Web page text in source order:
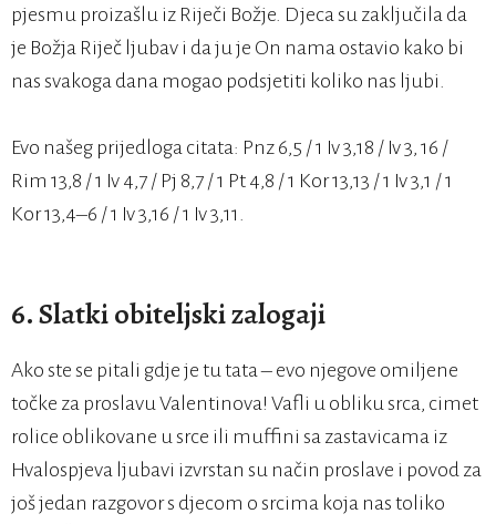
pjesmu proizašlu iz Riječi Božje. Djeca su zaključila da
je Božja Riječ ljubav i da ju je On nama ostavio kako bi
nas svakoga dana mogao podsjetiti koliko nas ljubi.
Evo našeg prijedloga citata: Pnz 6,5 / 1 Iv 3,18 / Iv 3, 16 /
Rim 13,8 / 1 Iv 4,7 / Pj 8,7 / 1 Pt 4,8 / 1 Kor 13,13 / 1 Iv 3,1 / 1
Kor 13,4–6 / 1 Iv 3,16 / 1 Iv 3,11.
6. Slatki obiteljski zalogaji
Ako ste se pitali gdje je tu tata – evo njegove omiljene
točke za proslavu Valentinova! Vafli u obliku srca, cimet
rolice oblikovane u srce ili muffini sa zastavicama iz
Hvalospjeva ljubavi izvrstan su način proslave i povod za
još jedan razgovor s djecom o srcima koja nas toliko